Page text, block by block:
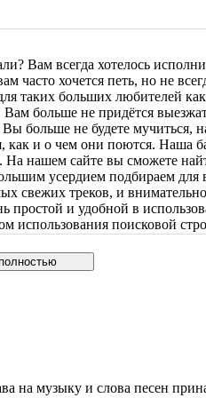
Вам всегда хотелось
хочется петь, но не
таких больших любителей
больше не придётся
больше не будете
и о чем они поются. Наша
нашем сайте вы сможете
усердием подбираем для
свежих треков, и
и удобной в
поисковой
вас появились какие либо
изучит ваше
и весельем!
на музыку и слова песен